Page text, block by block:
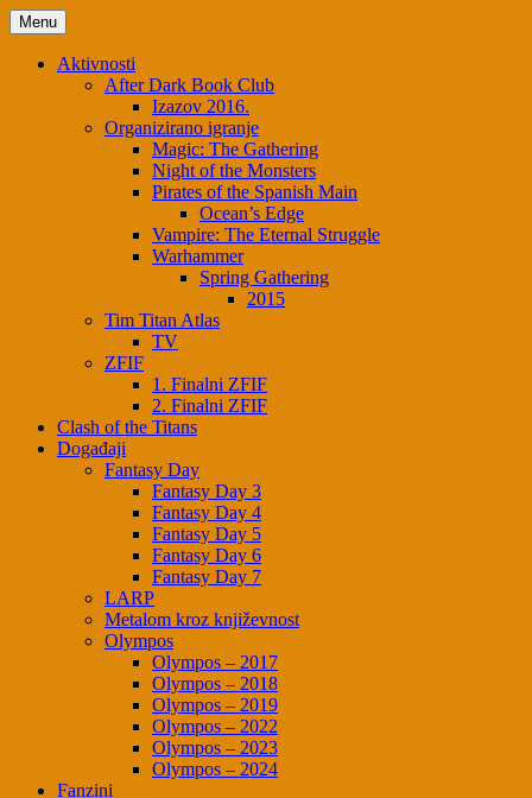
Skip
to
content
Menu
Aktivnosti
After Dark Book Club
Izazov 2016.
Organizirano igranje
Magic: The Gathering
Night of the Monsters
Pirates of the Spanish Main
Ocean’s Edge
Vampire: The Eternal Struggle
Warhammer
Spring Gathering
2015
Tim Titan Atlas
TV
ZFIF
1. Finalni ZFIF
2. Finalni ZFIF
Clash of the Titans
Događaji
Fantasy Day
Fantasy Day 3
Fantasy Day 4
Fantasy Day 5
Fantasy Day 6
Fantasy Day 7
LARP
Metalom kroz književnost
Olympos
Olympos – 2017
Olympos – 2018
Olympos – 2019
Olympos – 2022
Olympos – 2023
Olympos – 2024
Fanzini